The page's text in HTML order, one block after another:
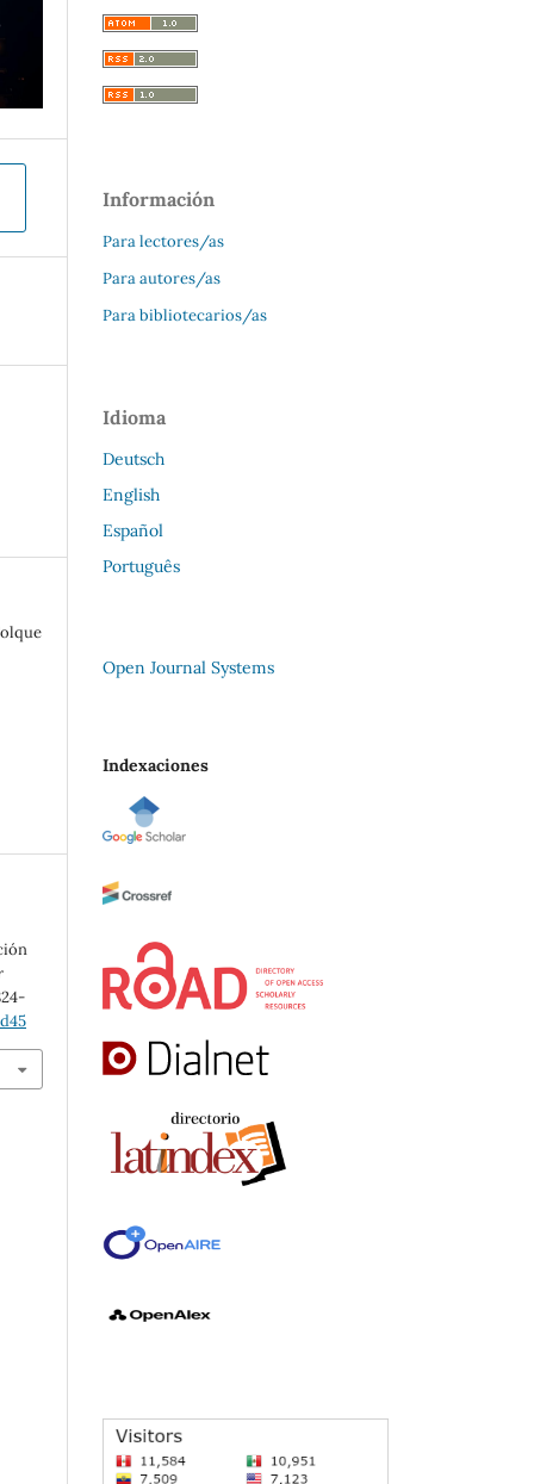
Información
Para lectores/as
Para autores/as
Para bibliotecarios/as
Idioma
Deutsch
English
Español
Português
Open Journal Systems
Indexaciones